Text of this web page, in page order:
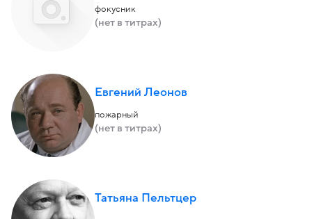
фокусник
(нет в титрах)
Евгений Леонов
пожарный
(нет в титрах)
Татьяна Пельтцер